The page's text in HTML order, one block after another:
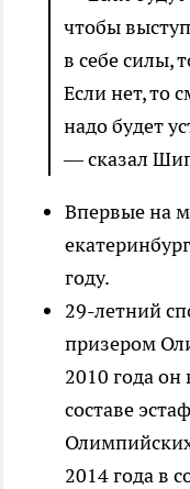
чтобы
в себе силы,
Если нет, то
надо будет
— сказал
Впервые на
году.
29-летний
призером
2010 года
составе
2014 года в